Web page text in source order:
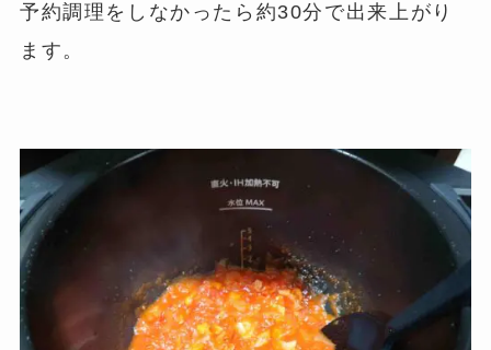
予約調理をしなかったら約30分で出来上がり
ます。